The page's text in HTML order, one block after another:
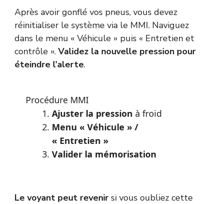
Après avoir gonflé vos pneus, vous devez
réinitialiser le système via le MMI. Naviguez
dans le menu « Véhicule » puis « Entretien et
contrôle ». Validez la nouvelle pression pour
éteindre l’alerte.
Procédure MMI
Ajuster la pression à froid
Menu « Véhicule » /
« Entretien »
Valider la mémorisation
Le voyant peut revenir si vous oubliez cette